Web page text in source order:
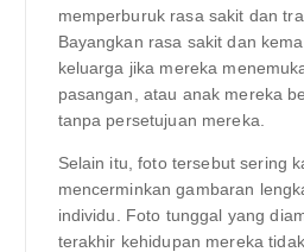
memperburuk rasa sakit dan
Bayangkan rasa sakit dan
keluarga jika mereka
pasangan, atau anak mereka
tanpa persetujuan mereka.
Selain itu, foto tersebut sering
mencerminkan gambaran
individu. Foto tunggal yang
terakhir kehidupan mereka